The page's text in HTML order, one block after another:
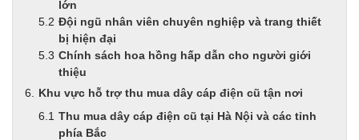
lớn
Đội ngũ nhân viên chuyên nghiệp và trang thiết
bị hiện đại
Chính sách hoa hồng hấp dẫn cho người giới
thiệu
Khu vực hỗ trợ thu mua dây cáp điện cũ tận nơi
Thu mua dây cáp điện cũ tại Hà Nội và các tỉnh
phía Bắc